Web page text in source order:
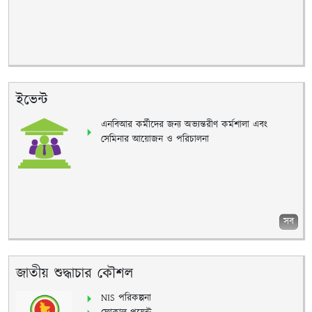
ইভেন্ট
এনবিআর কর্মীদের জন্য অভ্যন্তরীণ কর্মশালা এবং
সেমিনার আয়োজন ও পরিচালনা
সব
জাতীয় শুদ্ধাচার কৌশল
NIS পরিকল্পনা